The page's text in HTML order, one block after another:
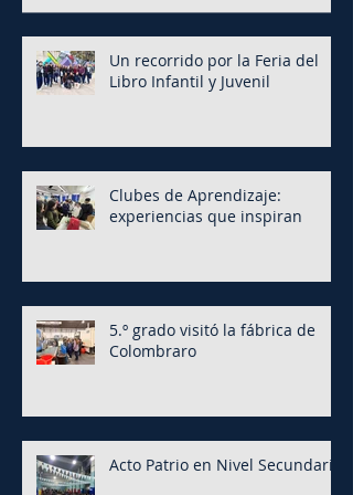
Un recorrido por la Feria del
Libro Infantil y Juvenil
Clubes de Aprendizaje:
experiencias que inspiran
5.º grado visitó la fábrica de
Colombraro
Acto Patrio en Nivel Secundario